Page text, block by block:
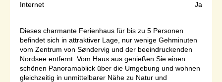
Internet
Ja
Dieses charmante Ferienhaus für bis zu 5 Personen
befindet sich in attraktiver Lage, nur wenige Gehminuten
vom Zentrum von Søndervig und der beeindruckenden
Nordsee entfernt. Vom Haus aus genießen Sie einen
schönen Panoramablick über die Umgebung und wohnen
gleichzeitig in unmittelbarer Nähe zu Natur und